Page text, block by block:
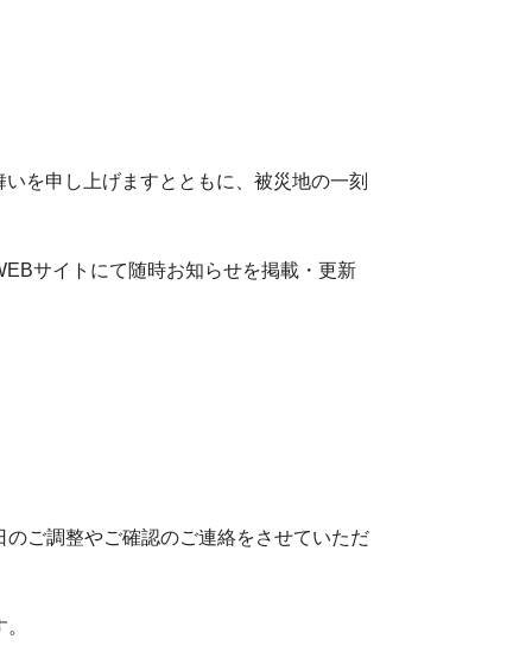
を申し上げますとともに、被災地の一刻
サイトにて随時お知らせを掲載・更新
ご調整やご確認のご連絡をさせていただ